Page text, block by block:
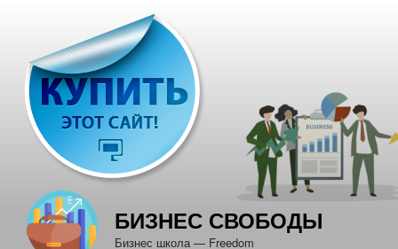
содержимому
БИЗНЕС СВОБОДЫ
Бизнес школа — Freedom